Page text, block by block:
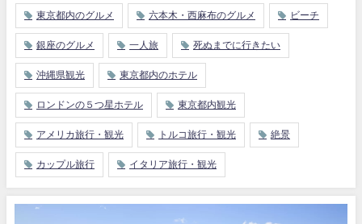
東京都内のグルメ 六本木・西麻布のグルメ ビーチ
銀座のグルメ 一人旅 死ぬまでに行きたい
沖縄県観光 東京都内のホテル
ロンドンの５つ星ホテル 東京都内観光
アメリカ旅行・観光 トルコ旅行・観光 絶景
カップル旅行 イタリア旅行・観光